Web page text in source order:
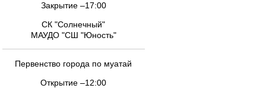
Закрытие –17:00
СК "Солнечный"
МАУДО "СШ "Юность"
Первенство города по муатай
Открытие –12:00